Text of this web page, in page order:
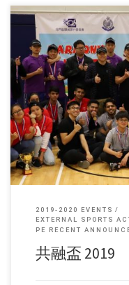
為使本地和非華裔學生能共
關係組、屯門區民政事務
「共融盃2019」。 「共融
裔學生提供一些競技比賽的
此隔膜，將滅罪信念融入社
遊戲及問答比賽形式進行，
合作精神，達致共融。 比賽
時間：上午9:00 至 下午2:00
隊伍： (1) 恩平工商會李琳
召會嘉智中學 (4) 鐘聲慈善
(6) 仁濟醫院第二中學
2019-2020 EVENTS
EXTERNAL SPORTS
PE RECENT
共融盃 2019